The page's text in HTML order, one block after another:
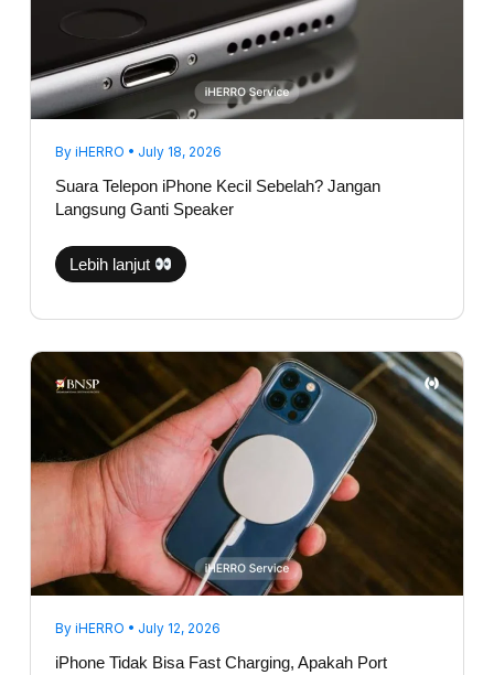
By iHERRO • July 18, 2026
Suara Telepon iPhone Kecil Sebelah? Jangan
Langsung Ganti Speaker
Lebih lanjut
By iHERRO • July 12, 2026
iPhone Tidak Bisa Fast Charging, Apakah Port
Tidak
Bisa
Charging,
Apakah
Port
Charging
Rusak?